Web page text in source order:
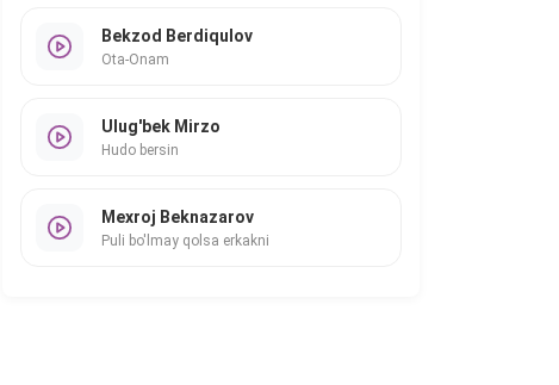
Bekzod Berdiqulov
Ota-Onam
Ulug'bek Mirzo
Hudo bersin
Mexroj Beknazarov
Puli bo'lmay qolsa erkakni